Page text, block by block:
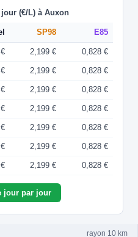
(€/L) à Auxon
SP98 E85
2,199 € 0,828 €
2,199 € 0,828 €
2,199 € 0,828 €
2,199 € 0,828 €
2,199 € 0,828 €
2,199 € 0,828 €
2,199 € 0,828 €
jour par jour
rayon 10 km